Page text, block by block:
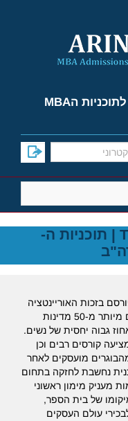
למד על אפשרויות הקבלה לתוכניות הMBA
The Columbia MBA | תוכניות ה-
בזכות האוריינטציה
הבין-לאומית שלו, עם תלמידים המגיעים מיותר מ-50 מדינות
גבוה יחסית של נשים.
קורסים רבים וכן
מועסקים לאחר
נחשבת לחזקה בתחום
מעניק מימון ראשוני
של בית הספר,
עולם העסקים